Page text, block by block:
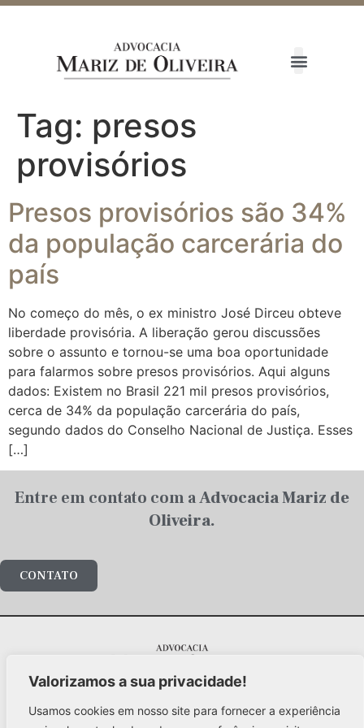
Valorizamos a sua privacidade!
Usamos cookies em nosso site para fornecer a experiência
Tag: presos
provisórios
Presos provisórios são 34%
da população carcerária do
país
No começo do mês, o ex ministro José Dirceu obteve
liberdade provisória. A liberação gerou discussões
sobre o assunto e tornou-se uma boa oportunidade
para falarmos sobre presos provisórios. Aqui alguns
dados: Existem no Brasil 221 mil presos provisórios,
cerca de 34% da população carcerária do país,
segundo dados do Conselho Nacional de Justiça. Esses
[…]
Entre em contato com aAdvocacia Mariz de
Oliveira.
CONTATO
Al. Santos, 1978 – 5º andar
Jd. Paulista / São Paulo – 01418-102